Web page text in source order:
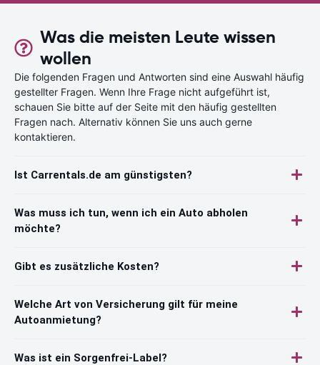
Was die meisten Leute wissen
wollen
Die folgenden Fragen und Antworten sind eine Auswahl häufig
gestellter Fragen. Wenn Ihre Frage nicht aufgeführt ist,
schauen Sie bitte auf der Seite mit den häufig gestellten
Fragen nach. Alternativ können Sie uns auch gerne
kontaktieren.
Ist Carrentals.de am günstigsten?
Was muss ich tun, wenn ich ein Auto abholen
möchte?
Gibt es zusätzliche Kosten?
Welche Art von Versicherung gilt für meine
Autoanmietung?
Was ist ein Sorgenfrei-Label?